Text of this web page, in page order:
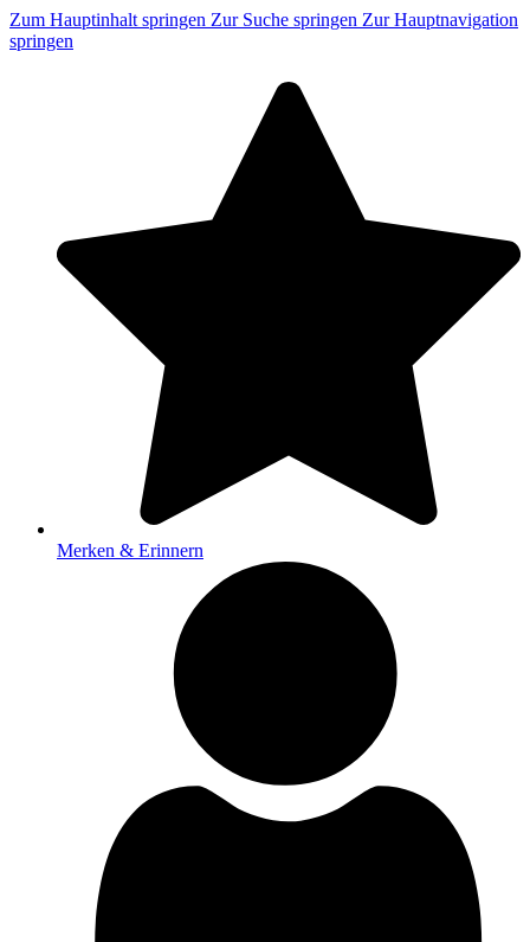
Zum Hauptinhalt springen Zur Suche springen Zur Hauptnavigation
springen
Merken & Erinnern